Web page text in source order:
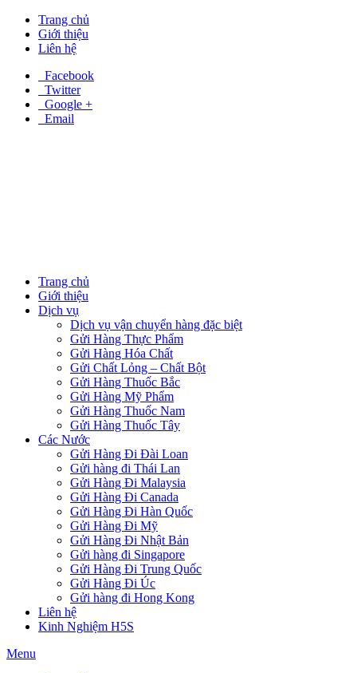
Trang chủ
Giới thiệu
Liên hệ
Facebook
Twitter
Google +
Email
Trang chủ
Giới thiệu
Dịch vụ
Dịch vụ vận chuyển hàng đặc biệt
Gửi Hàng Thực Phẩm
Gửi Hàng Hóa Chất
Gửi Chất Lỏng – Chất Bột
Gửi Hàng Thuốc Bắc
Gửi Hàng Mỹ Phẩm
Gửi Hàng Thuốc Nam
Gửi Hàng Thuốc Tây
Các Nước
Gửi Hàng Đi Đài Loan
Gửi hàng đi Thái Lan
Gửi Hàng Đi Malaysia
Gửi Hàng Đi Canada
Gửi Hàng Đi Hàn Quốc
Gửi Hàng Đi Mỹ
Gửi Hàng Đi Nhật Bản
Gửi hàng đi Singapore
Gửi Hàng Đi Trung Quốc
Gửi Hàng Đi Úc
Gửi hàng đi Hong Kong
Liên hệ
Kinh Nghiệm H5S
Menu